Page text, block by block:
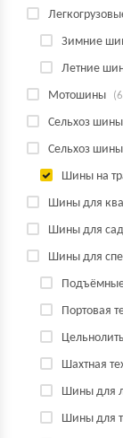
Зимние
Летние
Мотошины
Сельхоз
Сельхоз
Шины на
Шины для
Шины для
Шины для
Портовая
Шахтная
Шины для
Шины для